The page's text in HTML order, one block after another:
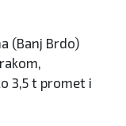
(Banj Brdo)
3,5 t promet i